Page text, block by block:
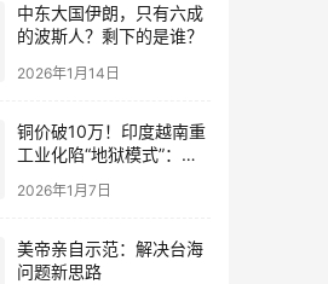
中东大国伊朗，只有六成
的波斯人？剩下的是谁？
2026年1月14日
铜价破10万！印度越南重
工业化陷“地狱模式”：中
再也复刻不了
2026年1月7日
美帝亲自示范：解决台海
问题新思路